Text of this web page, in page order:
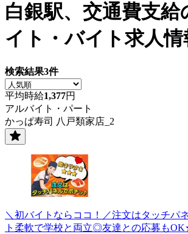
白銀駅、交通費支給
イト・バイト求人情
検索結果3件
平均時給1,377円
アルバイト・パート
かっぱ寿司 八戸類家店_2
＼初バイトならココ！／注文はタッチパ
ト柔軟で学校と両立◎友達との応募も